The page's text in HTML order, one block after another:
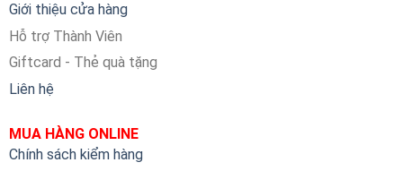
Giới thiệu cửa hàng
Hỗ trợ Thành Viên
Giftcard - Thẻ quà tặng
Liên hệ
MUA HÀNG ONLINE
Chính sách kiểm hàng